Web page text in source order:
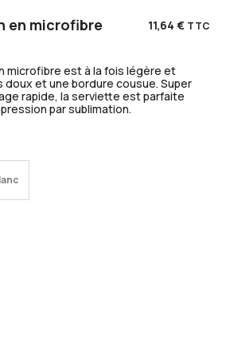
en microfibre 11,64 € TTC
microfibre est à la fois légère et
doux et une bordure cousue. Super
rapide, la serviette est parfaite
par sublimation.